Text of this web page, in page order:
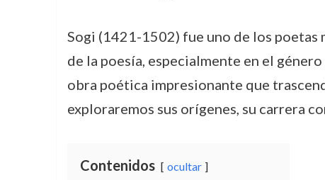
Sogi (1421-1502) fue uno de los
de la poesía, especialmente en el
obra poética impresionante que
exploraremos sus orígenes, su carrera
Contenidos ocultar